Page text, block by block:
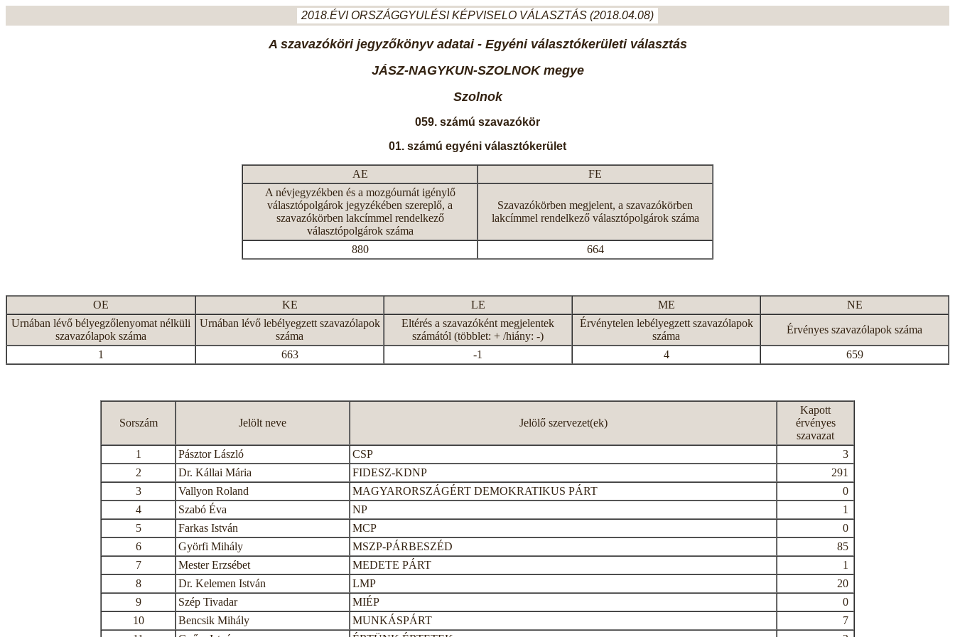
2018.ÉVI ORSZÁGGYULÉSI KÉPVISELO VÁLASZTÁS (2018.04.08)
A szavazóköri jegyzőkönyv adatai - Egyéni választókerületi választás
JÁSZ-NAGYKUN-SZOLNOK megye
Szolnok
059. számú szavazókör
01. számú egyéni választókerület
AE
FE
A névjegyzékben és a mozgóurnát igénylő
választópolgárok jegyzékében szereplő, a
szavazókörben lakcímmel rendelkező
választópolgárok száma
Szavazókörben megjelent, a szavazókörben
lakcímmel rendelkező választópolgárok száma
880 664
OE KE LE ME
NE
Urnában lévő bélyegzőlenyomat nélküli
szavazólapok száma
Urnában lévő lebélyegzett szavazólapok
száma
Eltérés a szavazóként megjelentek
számától (többlet: + /hiány: -)
Érvénytelen lebélyegzett szavazólapok
száma
Érvényes szavazólapok száma
1 663 -1 4 659
Sorszám Jelölt neve Jelölő szervezet(ek)
Kapott
érvényes
szavazat
1
Pásztor László CSP
3
2
Dr. Kállai Mária FIDESZ-KDNP
291
3
Vallyon Roland MAGYARORSZÁGÉRT DEMOKRATIKUS PÁRT
0
4
Szabó Éva NP
1
5
Farkas István MCP
0
6
Györfi Mihály MSZP-PÁRBESZÉD
85
7
Mester Erzsébet MEDETE PÁRT
1
8
Dr. Kelemen István LMP
20
9
Szép Tivadar MIÉP
0
10
Bencsik Mihály MUNKÁSPÁRT
7